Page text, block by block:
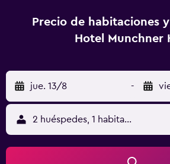
es posible solicitar tabla de planchar
hay cunas gratuitas a disposición de
alojamiento (es posible que se
Precio de habitaciones
Hotel Munchner
jue. 13/8 -
2 huéspedes, 1 habitación